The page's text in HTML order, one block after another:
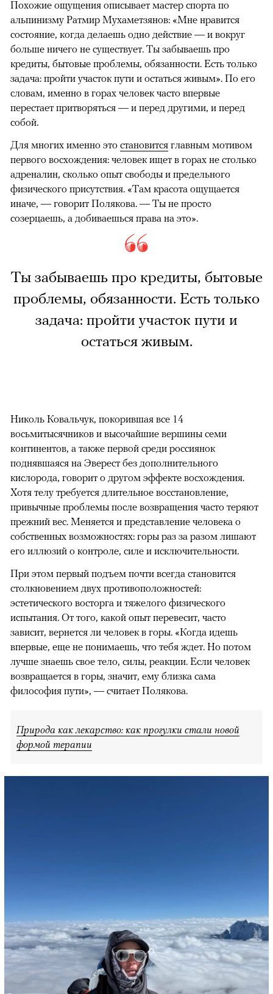
Похожие ощущения описывает мастер спорта по
альпинизму Ратмир Мухаметзянов: «Мне нравится
состояние, когда делаешь одно действие — и вокруг
больше ничего не существует. Ты забываешь про
кредиты, бытовые проблемы, обязанности. Есть только
задача: пройти участок пути и остаться живым». По его
словам, именно в горах человек часто впервые
перестает притворяться — и перед другими, и перед
собой.
Для многих именно это становится главным мотивом
первого восхождения: человек ищет в горах не столько
адреналин, сколько опыт свободы и предельного
физического присутствия. «Там красота ощущается
иначе, — говорит Полякова. — Ты не просто
созерцаешь, а добиваешься права на это».
Ты забываешь про кредиты, бытовые
проблемы, обязанности. Есть только
задача: пройти участок пути и
остаться живым.
Николь Ковальчук, покорившая все 14
восьмитысячников и высочайшие вершины семи
континентов, а также первой среди россиянок
поднявшаяся на Эверест без дополнительного
кислорода, говорит о другом эффекте восхождения.
Хотя телу требуется длительное восстановление,
привычные проблемы после возвращения часто теряют
прежний вес. Меняется и представление человека о
собственных возможностях: горы раз за разом лишают
его иллюзий о контроле, силе и исключительности.
При этом первый подъем почти всегда становится
столкновением двух противоположностей:
эстетического восторга и тяжелого физического
испытания. От того, какой опыт перевесит, часто
зависит, вернется ли человек в горы. «Когда идешь
впервые, еще не понимаешь, что тебя ждет. Но потом
лучше знаешь свое тело, силы, реакции. Если человек
возвращается в горы, значит, ему близка сама
философия пути», — считает Полякова.
Природа как лекарство: как прогулки стали новой
формой терапии